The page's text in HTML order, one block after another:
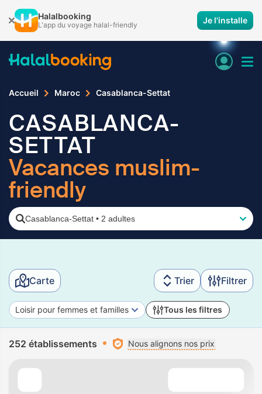
Halalbooking
L'app du voyage halal-friendly Je l'installe
Accueil Maroc Casablanca-Settat
CASABLANCA-
SETTAT
Vacances muslim-
friendly
Casablanca-Settat • 2 adultes
Carte Trier Filtrer
Loisir pour femmes et familles Tous les filtres
252 établissements Nous alignons nos prix